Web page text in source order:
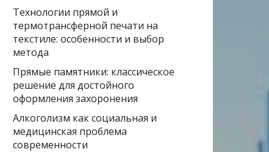
Технологии прямой и
термотрансферной печати на
текстиле: особенности и выбор
метода
Прямые памятники: классическое
решение для достойного
оформления захоронения
Алкоголизм как социальная и
медицинская проблема
современности